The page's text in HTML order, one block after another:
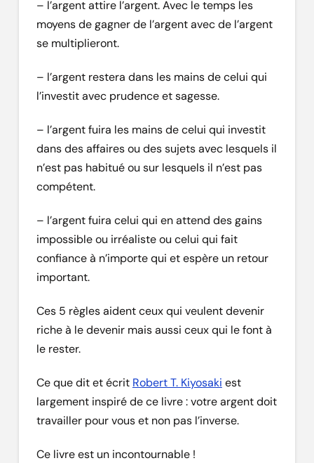
– l’argent attire l’argent. Avec le temps les
moyens de gagner de l’argent avec de l’argent
se multiplieront.
– l’argent restera dans les mains de celui qui
l’investit avec prudence et sagesse.
– l’argent fuira les mains de celui qui investit
dans des affaires ou des sujets avec lesquels il
n’est pas habitué ou sur lesquels il n’est pas
compétent.
– l’argent fuira celui qui en attend des gains
impossible ou irréaliste ou celui qui fait
confiance à n’importe qui et espère un retour
important.
Ces 5 règles aident ceux qui veulent devenir
riche à le devenir mais aussi ceux qui le font à
le rester.
Ce que dit et écrit Robert T. Kiyosaki est
largement inspiré de ce livre : votre argent doit
travailler pour vous et non pas l’inverse.
Ce livre est un incontournable !